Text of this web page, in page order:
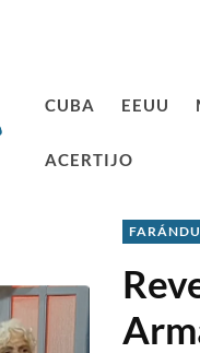
CUBA EEUU
ACERTIJO